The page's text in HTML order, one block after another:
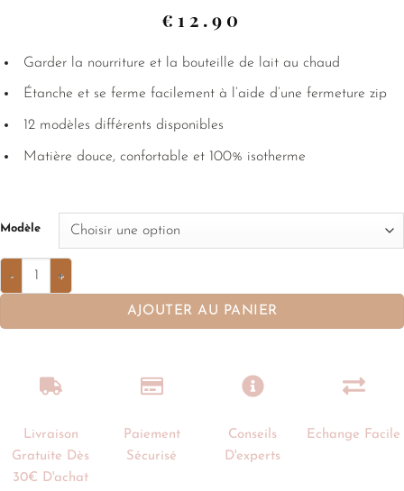
€ 12.90
Garder la nourriture et la bouteille de lait au chaud
Étanche et se ferme facilement à l’aide d’une fermeture zip
12 modèles différents disponibles
Matière douce, confortable et 100% isotherme
Modèle
AJOUTER AU PANIER
Livraison
Gratuite Dès
30€ D'achat
Paiement
Sécurisé
Conseils
D'experts
Echange Facile